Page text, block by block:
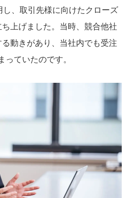
し、取引先様に向けたクローズ
上げました。当時、競合他社
動きがあり、当社内でも受注
ていたのです。